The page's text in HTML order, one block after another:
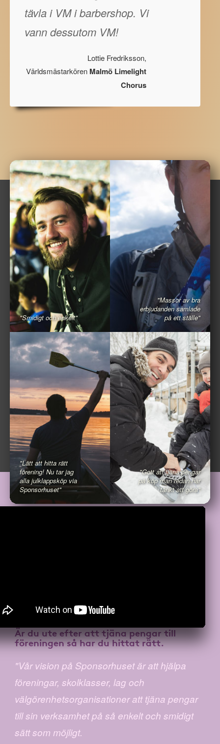
tävla i VM i barbershop. Vi
vann dessutom VM!
Lottie Fredriksson,
Världsmästarkören Malmö Limelight
Chorus
"Smidigt och enkelt"
"Massor av bra
erbjudanden samlade
på ett ställe"
"Lätt att hitta rätt
förening! Nu tar jag
alla julklappsköp via
Sponsorhuset"
"Gott att tjäna pengar
på köp man redan har
tänkt att göra"
Är du ute efter atttjäna pengar till
föreningenså har du hittat rätt.
"Vår vision på Sponsorhuset är att hjälpa
föreningar, skolklasser, lag och
välgörenhetsorganisationer att tjäna pengar
till sin verksamhet på så enkelt och smidigt
sätt som möjligt.